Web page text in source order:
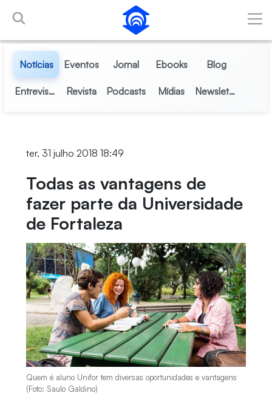
Pular para o Conteúdo principal
Notícias Eventos Jornal Ebooks Blog
Entrevistas Revista Podcasts Mídias Newsletter
ter, 31 julho 2018 18:49
Todas as vantagens de
fazer parte da Universidade
de Fortaleza
Quem é aluno Unifor tem diversas oportunidades e vantagens
(Foto: Saulo Galdino)